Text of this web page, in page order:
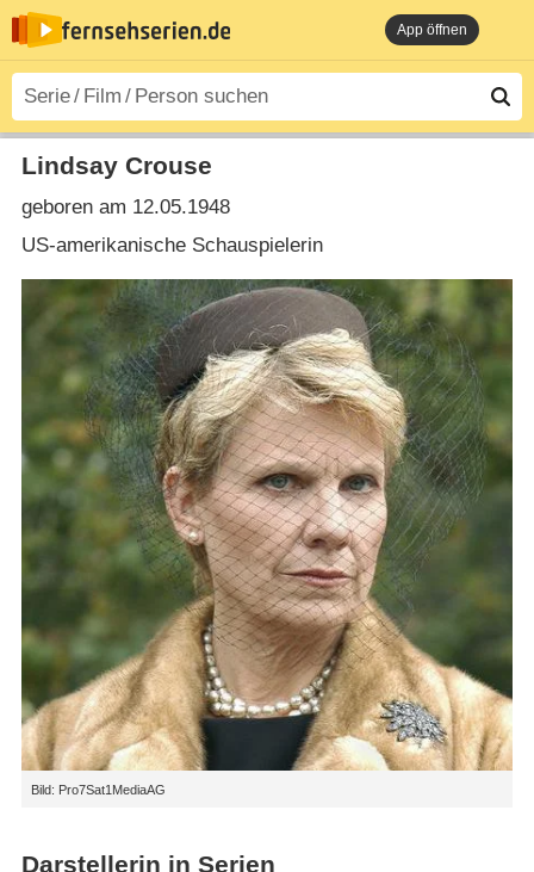
App öffnen
Bild: Pro7Sat1MediaAG
Lindsay Crouse
geboren am 12.05.1948
US-amerikanische Schauspielerin
Darstellerin in Serien